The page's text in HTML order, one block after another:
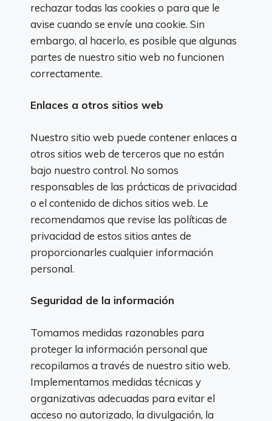
rechazar todas las cookies o para que le
avise cuando se envíe una cookie. Sin
embargo, al hacerlo, es posible que algunas
partes de nuestro sitio web no funcionen
correctamente.
Enlaces a otros sitios web
Nuestro sitio web puede contener enlaces a
otros sitios web de terceros que no están
bajo nuestro control. No somos
responsables de las prácticas de privacidad
o el contenido de dichos sitios web. Le
recomendamos que revise las políticas de
privacidad de estos sitios antes de
proporcionarles cualquier información
personal.
Seguridad de la información
Tomamos medidas razonables para
proteger la información personal que
recopilamos a través de nuestro sitio web.
Implementamos medidas técnicas y
organizativas adecuadas para evitar el
acceso no autorizado, la divulgación, la